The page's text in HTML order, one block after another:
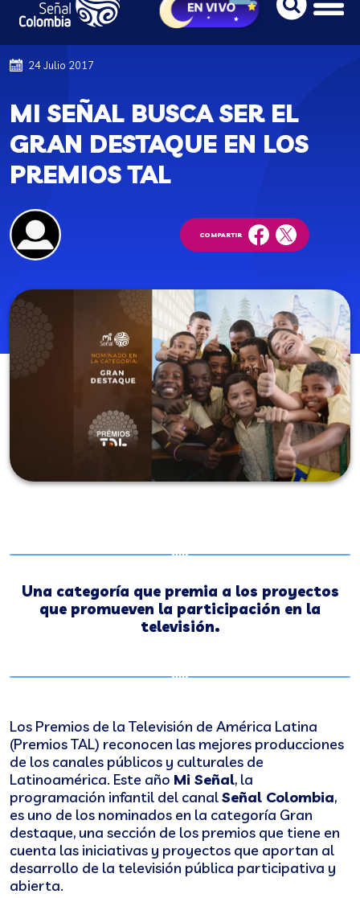
24 Julio 2017
MI SEÑAL BUSCA SER EL
GRAN DESTAQUE EN LOS
PREMIOS TAL
COMPARTIR
Una categoría que premia a los proyectos
que promueven la participación en la
televisión.
Los Premios de la Televisión de América Latina
(Premios TAL) reconocen las mejores producciones
de los canales públicos y culturales de
Latinoamérica. Este año Mi Señal, la
programación infantil del canalSeñal Colombia,
es uno de los nominados en la categoría Gran
destaque, una sección de los premios que tiene en
cuenta las iniciativas y proyectos que aportan al
desarrollo de la televisión pública participativa y
abierta.